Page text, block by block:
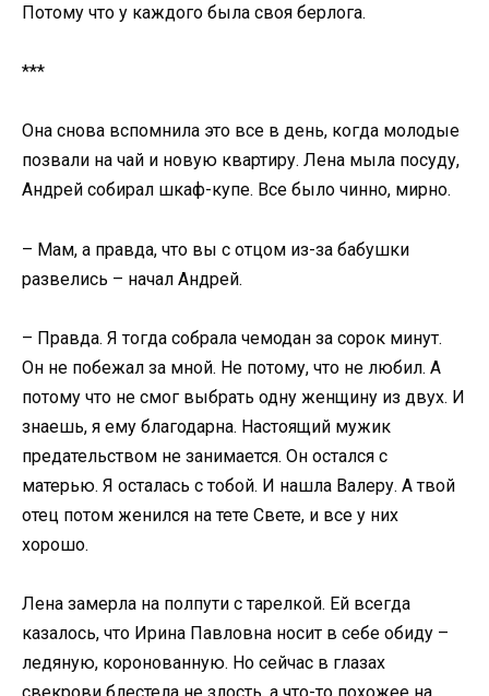
Потому что у каждого была своя берлога.
***
Она снова вспомнила это все в день, когда молодые
позвали на чай и новую квартиру. Лена мыла посуду,
Андрей собирал шкаф-купе. Все было чинно, мирно.
– Мам, а правда, что вы с отцом из-за бабушки
развелись – начал Андрей.
– Правда. Я тогда собрала чемодан за сорок минут.
Он не побежал за мной. Не потому, что не любил. А
потому что не смог выбрать одну женщину из двух. И
знаешь, я ему благодарна. Настоящий мужик
предательством не занимается. Он остался с
матерью. Я осталась с тобой. И нашла Валеру. А твой
отец потом женился на тете Свете, и все у них
хорошо.
Лена замерла на полпути с тарелкой. Ей всегда
казалось, что Ирина Павловна носит в себе обиду –
ледяную, коронованную. Но сейчас в глазах